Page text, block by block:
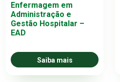
Enfermagem em
Administração e
Gestão Hospitalar –
EAD
Saiba mais